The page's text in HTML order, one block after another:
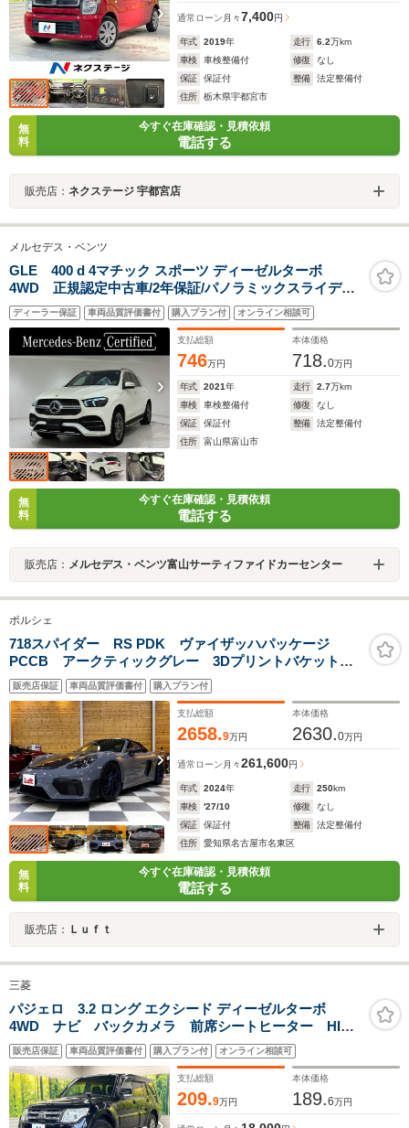
通常ローン 月々7,400円
年式 2019年 走行 6.2万km
車検
車検整備付 修復
なし
保証
保証付 整備
法定整備付
住所
栃木県宇都宮市
無
料
今すぐ在庫確認・見積依頼
電話する
販売店： ネクステージ 宇都宮店
メルセデス・ベンツ
GLE 400 d 4マチック スポーツ ディーゼルターボ
4WD 正規認定中古車/2年保証/パノラミックスライディ
ングルーフ/ヘッドアップディスプレイ/ブルメスターサラ
ウンドサウンドシステム/360°カメラ/シートヒーター&ベ
ンチレーター/EASY-PACK自動開閉テールゲート
ディーラー保証 車両品質評価書付 購入プラン付 オンライン相談可
支払総額
746万円
本体価格
718.0万円
年式 2021年 走行 2.7万km
車検
車検整備付 修復
なし
保証
保証付 整備
法定整備付
住所
富山県富山市
無
料
今すぐ在庫確認・見積依頼
電話する
販売店： メルセデス・ベンツ富山サーティファイドカーセンター
ポルシェ
718スパイダー RS PDK ヴァイザッハパッケージ
PCCB アークティックグレー 3Dプリントバケットシ
ート フロントリフト PDLS付LEDヘッドライト
BOSE ブラックキャリパー サテンブルーホイール塗
装 スポーツクロノパッケージ
販売店保証 車両品質評価書付 購入プラン付
支払総額
2658.9万円
本体価格
2630.0万円
通常ローン 月々261,600円
年式 2024年 走行 250km
車検
'27/10 修復
なし
保証
保証付 整備
法定整備付
住所
愛知県名古屋市名東区
無
料
今すぐ在庫確認・見積依頼
電話する
販売店： Ｌｕｆｔ
三菱
パジェロ 3.2 ロング エクシード ディーゼルターボ
4WD ナビ バックカメラ 前席シートヒーター HID
ヘッドライト オートライト ETC キーレスエントリ
ー 電動格納ドアミラー 地デジ再生 CD再生 横滑り
防止装置 パワーウインドウ エアバッグ 禁煙車
販売店保証 車両品質評価書付 購入プラン付 オンライン相談可
支払総額
209.9万円
本体価格
189.6万円